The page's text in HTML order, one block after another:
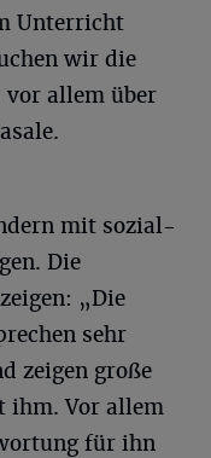
Unterricht
wir die
allem über
mit sozial-
Die
„Die
sehr
zeigen große
ihm. Vor allem
für ihn